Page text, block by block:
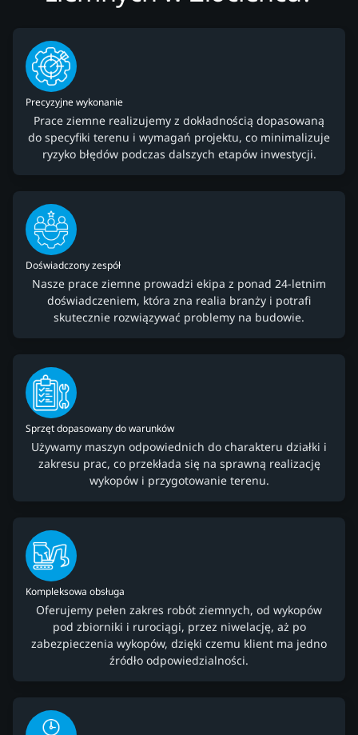
Precyzyjne wykonanie
Prace ziemne realizujemy z dokładnością dopasowaną
do specyfiki terenu i wymagań projektu, co minimalizuje
ryzyko błędów podczas dalszych etapów inwestycji.
Doświadczony zespół
Nasze prace ziemne prowadzi ekipa z ponad 24-letnim
doświadczeniem, która zna realia branży i potrafi
skutecznie rozwiązywać problemy na budowie.
Sprzęt dopasowany do warunków
Używamy maszyn odpowiednich do charakteru działki i
zakresu prac, co przekłada się na sprawną realizację
wykopów i przygotowanie terenu.
Kompleksowa obsługa
Oferujemy pełen zakres robót ziemnych, od wykopów
pod zbiorniki i rurociągi, przez niwelację, aż po
zabezpieczenia wykopów, dzięki czemu klient ma jedno
źródło odpowiedzialności.